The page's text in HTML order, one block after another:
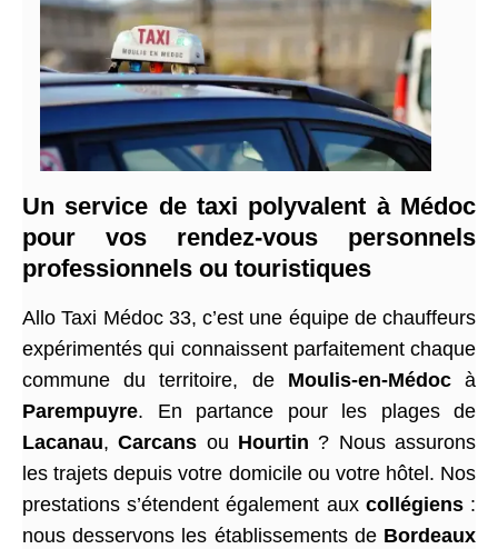
Un service de taxi polyvalent à Médoc
pour vos rendez-vous personnels
professionnels ou touristiques
Allo Taxi Médoc 33, c’est une équipe de chauffeurs
expérimentés qui connaissent parfaitement chaque
commune du territoire, de Moulis-en-Médocà
Parempuyre. En partance pour les plages de
Lacanau,Carcans ou Hourtin ? Nous assurons
les trajets depuis votre domicile ou votre hôtel. Nos
prestations s’étendent également aux collégiens:
nous desservons les établissements de Bordeaux